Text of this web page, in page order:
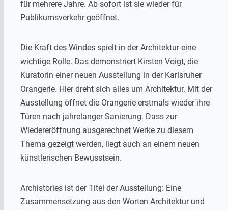
für mehrere Jahre. Ab sofort ist sie wieder für
Publikumsverkehr geöffnet.
Die Kraft des Windes spielt in der Architektur eine
wichtige Rolle. Das demonstriert Kirsten Voigt, die
Kuratorin einer neuen Ausstellung in der Karlsruher
Orangerie. Hier dreht sich alles um Architektur. Mit der
Ausstellung öffnet die Orangerie erstmals wieder ihre
Türen nach jahrelanger Sanierung. Dass zur
Wiedereröffnung ausgerechnet Werke zu diesem
Thema gezeigt werden, liegt auch an einem neuen
künstlerischen Bewusstsein.
Archistories ist der Titel der Ausstellung: Eine
Zusammensetzung aus den Worten Architektur und